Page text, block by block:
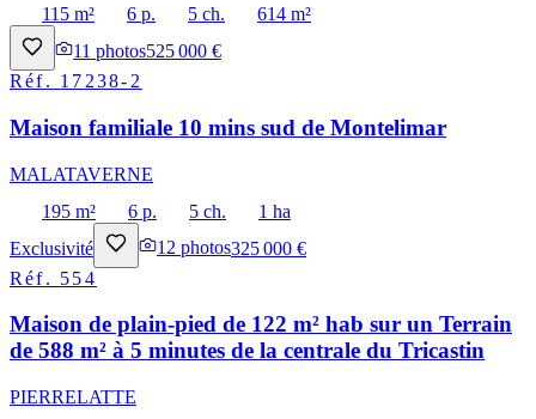
115 m²
6 p. 5 ch.
614 m²
11 photos525 000 €
Réf. 17238-2
Maison familiale 10 mins sud de Montelimar
MALATAVERNE
195 m²
6 p. 5 ch.
1 ha
Exclusivité
12 photos325 000 €
Réf. 554
Maison de plain-pied de 122 m² hab sur un Terrain
de 588 m² à 5 minutes de la centrale du Tricastin
PIERRELATTE